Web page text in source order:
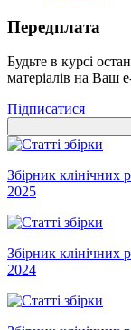
Передплата
Будьте в курсі
матеріалів на Ваш
Підписатися
Збірник клінічних
2025
Збірник клінічних
2024